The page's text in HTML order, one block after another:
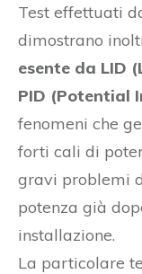
Test effettuati
dimostrano
esente da LID
PID (Potential
fenomeni che
forti cali di
gravi problemi
potenza già
installazione.
La particolare